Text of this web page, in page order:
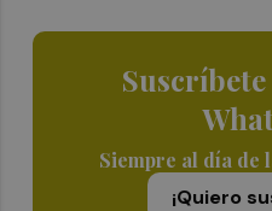
Siempre al día de
¡Quiero